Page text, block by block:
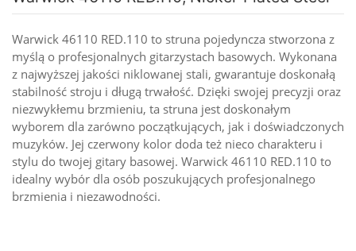
Warwick 46110 RED.110 to struna pojedyncza stworzona z
myślą o profesjonalnych gitarzystach basowych. Wykonana
z najwyższej jakości niklowanej stali, gwarantuje doskonałą
stabilność stroju i długą trwałość. Dzięki swojej precyzji oraz
niezwykłemu brzmieniu, ta struna jest doskonałym
wyborem dla zarówno początkujących, jak i doświadczonych
muzyków. Jej czerwony kolor doda też nieco charakteru i
stylu do twojej gitary basowej. Warwick 46110 RED.110 to
idealny wybór dla osób poszukujących profesjonalnego
brzmienia i niezawodności.